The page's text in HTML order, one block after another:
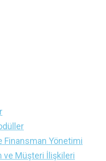
Finansman Yönetimi
ve Müşteri İlişkileri